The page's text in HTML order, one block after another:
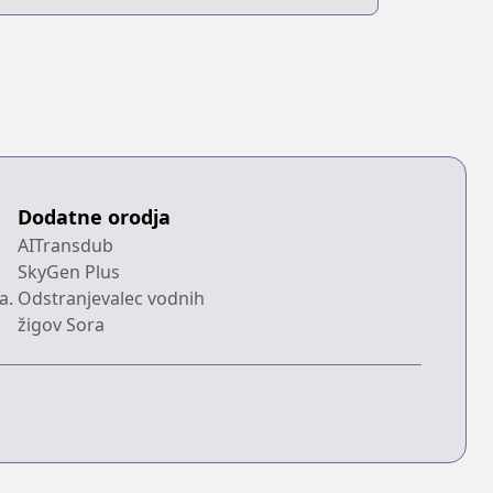
Dodatne orodja
AITransdub
SkyGen Plus
Odstranjevalec vodnih
žigov Sora